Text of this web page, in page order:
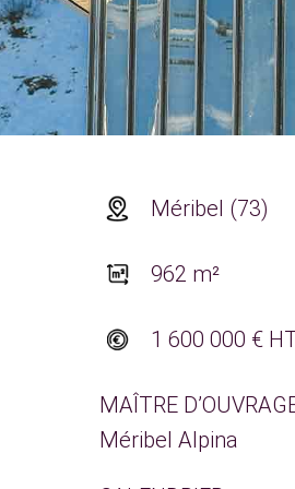
Méribel (73)
962 m²
1 600 000 €
MAÎTRE
Méribel Alpina